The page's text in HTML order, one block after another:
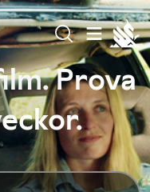
Prova